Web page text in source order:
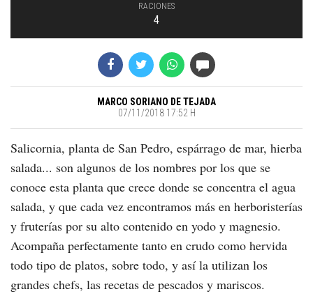
RACIONES
4
MARCO SORIANO DE TEJADA
07/11/2018 17:52 H
Salicornia, planta de San Pedro, espárrago de mar, hierba
salada... son algunos de los nombres por los que se
conoce esta planta que crece donde se concentra el agua
salada, y que cada vez encontramos más en herboristerías
y fruterías por su alto contenido en yodo y magnesio.
Acompaña perfectamente tanto en crudo como hervida
todo tipo de platos, sobre todo, y así la utilizan los
grandes chefs, las recetas de pescados y mariscos.